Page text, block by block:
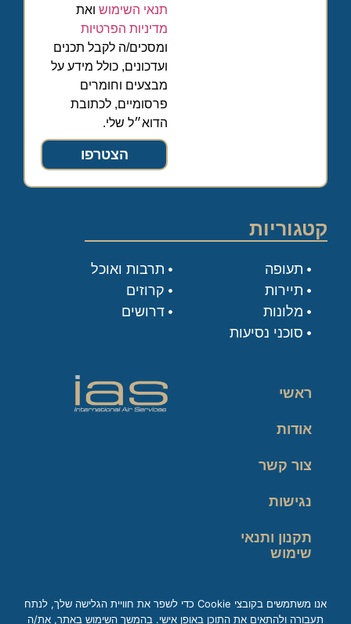
תנאי השימוש ואת
מדיניות הפרטיות
ומסכים/ה לקבל תכנים
ועדכונים, כולל מידע על
מבצעים וחומרים
פרסומיים, לכתובת
הדוא״ל שלי.
הצטרפו
קטגוריות
תעופה
תיירות
מלונות
סוכני נסיעות
תרבות ואוכל
קרוזים
דרושים
ראשי
אודות
צור קשר
נגישות
תקנון ותנאי
שימוש
אנו משתמשים בקובצי Cookie כדי לשפר את חוויית הגלישה שלך, לנתח
תעבורה ולהתאים את התוכן באופן אישי. בהמשך השימוש באתר, את/ה